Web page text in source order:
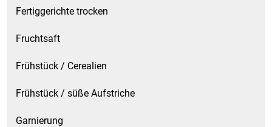
Fertiggerichte trocken
Fruchtsaft
Frühstück / Cerealien
Frühstück / süße Aufstriche
Garnierung